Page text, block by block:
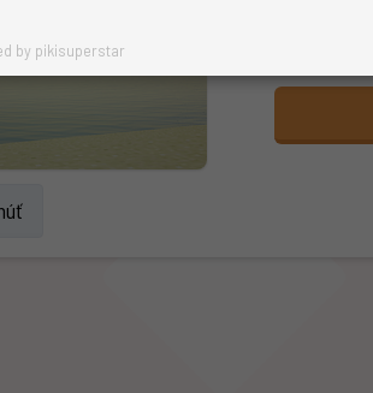
by pikisuperstar